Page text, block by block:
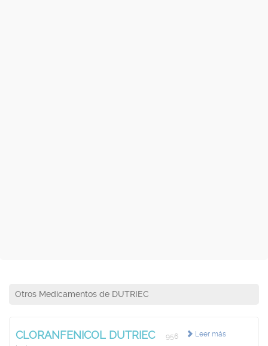
Otros Medicamentos de DUTRIEC
Leer más
CLORANFENICOL DUTRIEC
956